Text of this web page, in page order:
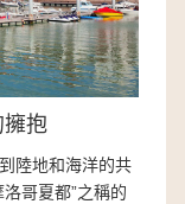
擁抱
陸地和海洋的共
哥夏都”之稱的